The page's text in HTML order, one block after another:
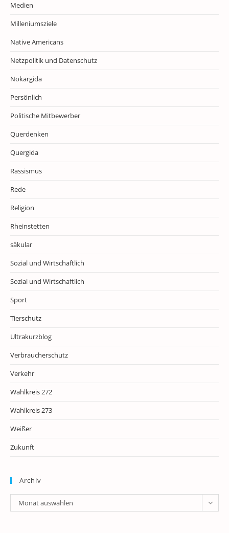
Medien
Milleniumsziele
Native Americans
Netzpolitik und Datenschutz
Nokargida
Persönlich
Politische Mitbewerber
Querdenken
Quergida
Rassismus
Rede
Religion
Rheinstetten
säkular
Sozial und Wirtschaftlich
Sozial und Wirtschaftlich
Sport
Tierschutz
Ultrakurzblog
Verbraucherschutz
Verkehr
Wahlkreis 272
Wahlkreis 273
Weißer
Zukunft
Archiv
Archiv
Monat auswählen